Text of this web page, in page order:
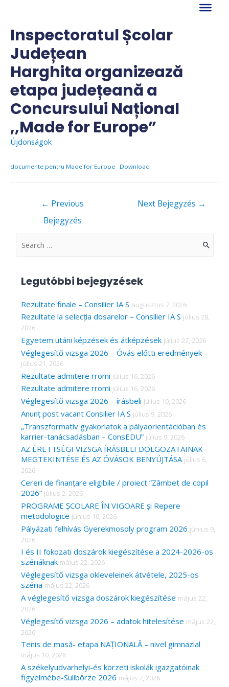
contentInspectoratul Școlar
Județean
Harghita organizează
etapa județeană a
Concursului Național
,,Made for Europe”
Újdonságok
documente pentru Made for Europe Download
← Previous
Bejegyzés
Next Bejegyzés →
S
c
h
f
r
:
Legutóbbi bejegyzések
Rezultate finale – Consilier IA S augusztus 7, 2026
Rezultate la selecția dosarelor – Consilier IA S július 28,
2026
Egyetem utáni képzések és átképzések július 27, 2026
Véglegesítő vizsga 2026 – Óvás előtti eredmények
július 21, 2026
Rezultate admitere rromi július 16, 2026
Rezultate admitere rromi július 16, 2026
Véglegesítő vizsga 2026 – írásbeli július 10, 2026
Anunț post vacant Consilier IA S július 9, 2026
„Transzformatív gyakorlatok a pályaorientációban és
karrier-tanácsadásban – ConsEDU” július 9, 2026
AZ ÉRETTSÉGI VIZSGA ÍRÁSBELI DOLGOZATAINAK
MEGTEKINTÉSE ÉS AZ ÓVÁSOK BENYÚJTÁSA július 6,
2026
Cereri de finanțare eligibile / proiect ”Zâmbet de copil
2026” július 2, 2026
PROGRAME ȘCOLARE ÎN VIGOARE și Repere
metodologice június 10, 2026
Pályázati felhívás Gyerekmosoly program 2026 június 9,
2026
I és II fokozati doszárok kiegészítése a 2024-2026-os
szériáknak május 22, 2026
Véglegesítő vizsga okleveleinek átvétele, 2025-ös
széria május 22, 2026
A véglegesítő vizsga doszárok kiegészítése május 22,
2026
Véglegesítő vizsga 2026 – adatok hitelesítése május 22,
2026
Tenis de masă- etapa NAȚIONALĂ – nivel gimnazial
május 10, 2026
A székelyudvarhelyi-és körzeti iskolák igazgatóinak
figyelmébe-Sulibörze 2026 május 7, 2026